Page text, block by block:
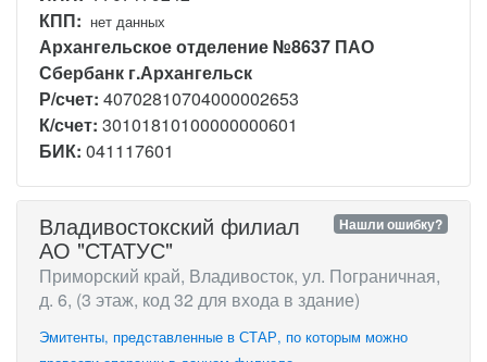
КПП: нет данных
Архангельское отделение №8637 ПАО
Сбербанк г.Архангельск
Р/счет: 40702810704000002653
К/счет: 30101810100000000601
БИК: 041117601
Нашли ошибку?
Владивостокский филиал
АО "СТАТУС"
Приморский край, Владивосток, ул. Пограничная,
д. 6, (3 этаж, код 32 для входа в здание)
Эмитенты, представленные в СТАР, по которым можно